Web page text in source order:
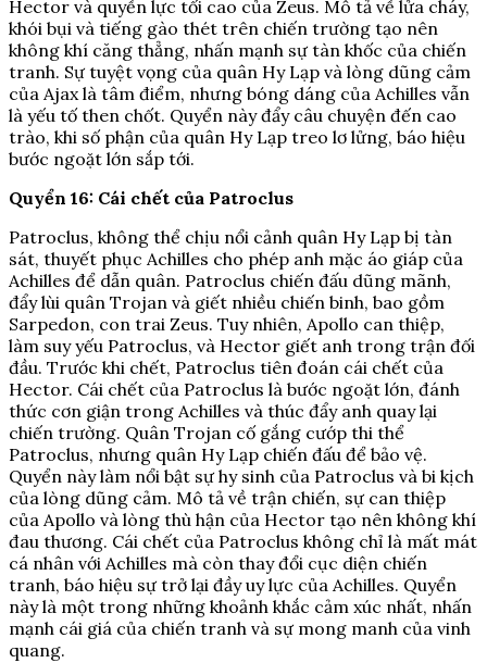
Hector và quyền lực tối cao của Zeus. Mô tả về lửa cháy,
khói bụi và tiếng gào thét trên chiến trường tạo nên
không khí căng thẳng, nhấn mạnh sự tàn khốc của chiến
tranh. Sự tuyệt vọng của quân Hy Lạp và lòng dũng cảm
của Ajax là tâm điểm, nhưng bóng dáng của Achilles vẫn
là yếu tố then chốt. Quyển này đẩy câu chuyện đến cao
trào, khi số phận của quân Hy Lạp treo lơ lửng, báo hiệu
bước ngoặt lớn sắp tới.
Quyển 16: Cái chết của Patroclus
Patroclus, không thể chịu nổi cảnh quân Hy Lạp bị tàn
sát, thuyết phục Achilles cho phép anh mặc áo giáp của
Achilles để dẫn quân. Patroclus chiến đấu dũng mãnh,
đẩy lùi quân Trojan và giết nhiều chiến binh, bao gồm
Sarpedon, con trai Zeus. Tuy nhiên, Apollo can thiệp,
làm suy yếu Patroclus, và Hector giết anh trong trận đối
đầu. Trước khi chết, Patroclus tiên đoán cái chết của
Hector. Cái chết của Patroclus là bước ngoặt lớn, đánh
thức cơn giận trong Achilles và thúc đẩy anh quay lại
chiến trường. Quân Trojan cố gắng cướp thi thể
Patroclus, nhưng quân Hy Lạp chiến đấu để bảo vệ.
Quyển này làm nổi bật sự hy sinh của Patroclus và bi kịch
của lòng dũng cảm. Mô tả về trận chiến, sự can thiệp
của Apollo và lòng thù hận của Hector tạo nên không khí
đau thương. Cái chết của Patroclus không chỉ là mất mát
cá nhân với Achilles mà còn thay đổi cục diện chiến
tranh, báo hiệu sự trở lại đầy uy lực của Achilles. Quyển
này là một trong những khoảnh khắc cảm xúc nhất, nhấn
mạnh cái giá của chiến tranh và sự mong manh của vinh
quang.